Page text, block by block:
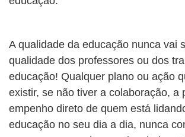
A qualidade da educação nunca vai
qualidade dos professores ou dos
educação! Qualquer plano ou ação
existir, se não tiver a colaboração, a
empenho direto de quem está
educação no seu dia a dia, nunca